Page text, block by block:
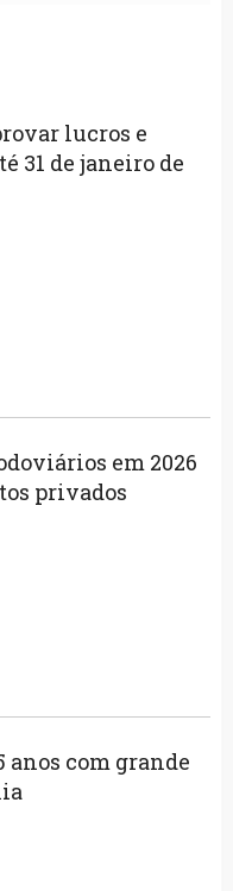
lucros e
31 de janeiro de
em 2026
privados
anos com grande